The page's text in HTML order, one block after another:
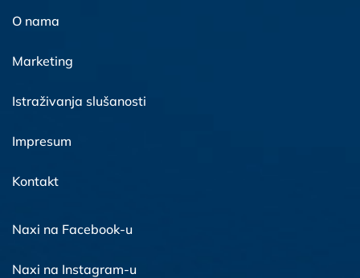
O nama
Marketing
Istraživanja slušanosti
Impresum
Kontakt
Naxi na Facebook-u
Naxi na Instagram-u